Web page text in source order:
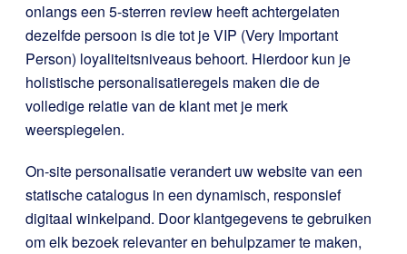
onlangs een 5-sterren review heeft achtergelaten
dezelfde persoon is die tot je VIP (Very Important
Person) loyaliteitsniveaus behoort. Hierdoor kun je
holistische personalisatieregels maken die de
volledige relatie van de klant met je merk
weerspiegelen.
On-site personalisatie verandert uw website van een
statische catalogus in een dynamisch, responsief
digitaal winkelpand. Door klantgegevens te gebruiken
om elk bezoek relevanter en behulpzamer te maken,